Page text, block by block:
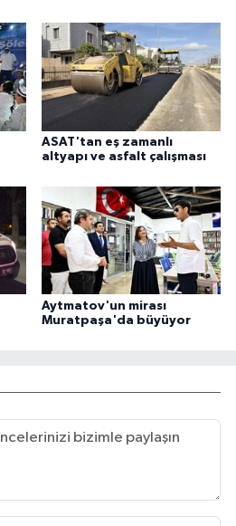
ASAT'tan eş zamanlı
altyapı ve asfalt çalışması
Aytmatov'un mirası
Muratpaşa'da büyüyor